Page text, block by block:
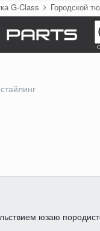
G-Class Городской
юзаю